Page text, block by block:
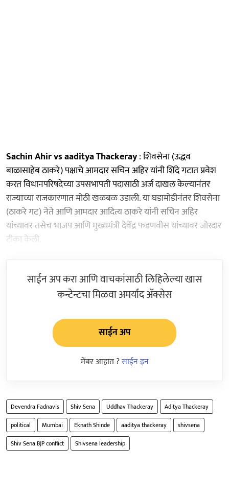
Sachin Ahir vs aaditya Thackeray: शिवसेना (उद्धव
बाळासाहेब ठाकरे) पक्षाचे आमदार सचिन अहिर यांनी शिंदे गटात प्रवेश
करत विधानपरिषदेच्या उपसभापती पदासाठी अर्ज दाखल केल्यानंतर
राज्याच्या राजकारणात मोठी खळबळ उडाली. या घडामोडीनंतर शिवसेना
(ठाकरे गट) नेते आणि आमदार आदित्य ठाकरे यांनी सचिन अहिर
यांच्यावर तसेच भाजप आणि मुख्यमंत्री देवेंद्र फडणवीस यांच्यावर जोरदार
टीका केली.
साईन अप करा आणि वाचकांसाठी लिहिलेल्या खास
कन्टेन्टचा मिळवा अमर्याद ॲक्सेस
साईन अप
मेंबर आहात ?साईन इन
Devendra Fadnavis Shiv Sena Uddhav Thackeray
Aditya Thackeray
political
Mumbai Eknath Shinde aaditya thackeray
shivsena
Shiv Sena BJP conflict
Shivsena leadership